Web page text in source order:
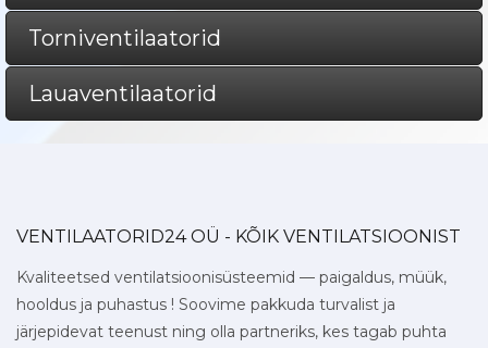
Torniventilaatorid
Lauaventilaatorid
VENTILAATORID24 OÜ - KÕIK VENTILATSIOONIST
Kvaliteetsed ventilatsioonisüsteemid — paigaldus, müük,
hooldus ja puhastus ! Soovime pakkuda turvalist ja
järjepidevat teenust ning olla partneriks, kes tagab puhta